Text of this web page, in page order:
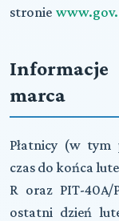
stronie
marca
Płatnicy (w tym
czas do końca
R oraz PIT-40A/
ostatni dzień